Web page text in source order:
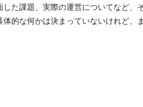
た課題、実際の運営についてなど、
的な何かは決まっていないけれど、